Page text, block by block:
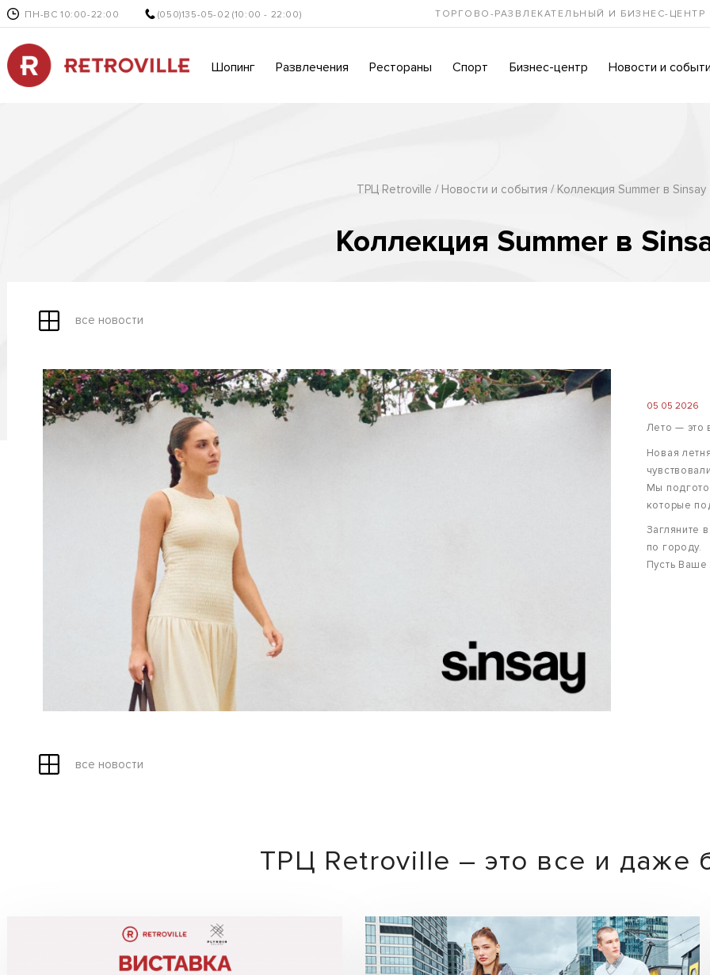
ПН-ВС 10:00-22:00 (050)135-05-02 (10:00 - 22:00) ТОРГОВО-РАЗВЛЕКАТЕЛЬНЫЙ И БИЗНЕС-ЦЕНТР
Шопинг Развлечения Рестораны Спорт Бизнес-центр Новости и
ТРЦ Retroville Новости и события Коллекция Summer в Sinsay
Коллекция Summer в
все новости
05 05 2026
Лето — это
Новая
Мы
которые
Загляните
по городу.
Пусть Ваше
все новости
ТРЦ Retroville – это все и даже